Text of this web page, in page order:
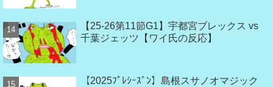
【25-26第11節G1】宇都宮ブレックス vs
千葉ジェッツ【ワイ氏の反応】
【2025ﾌﾟﾚｼｰｽﾞﾝ】島根スサノオマジック